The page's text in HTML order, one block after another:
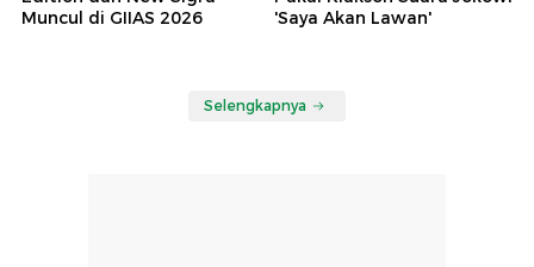
Muncul di GIIAS 2026
'Saya Akan Lawan'
Selengkapnya